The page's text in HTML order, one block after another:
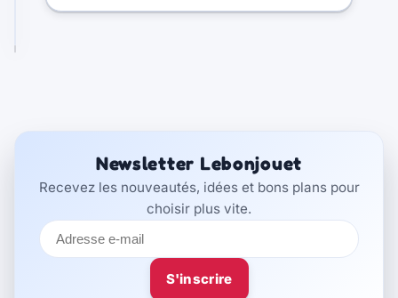
Newsletter Lebonjouet
Recevez les nouveautés, idées et bons plans pour
choisir plus vite.
Adresse
e-
S'inscrire